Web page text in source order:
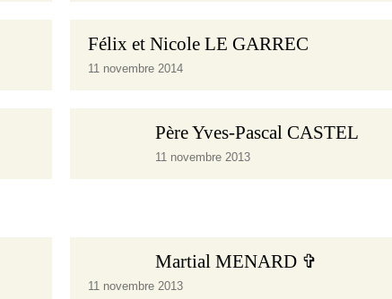
Félix et Nicole LE GARREC
11 novembre 2014
Père Yves-Pascal CASTEL
11 novembre 2013
Martial MENARD ✞
11 novembre 2013